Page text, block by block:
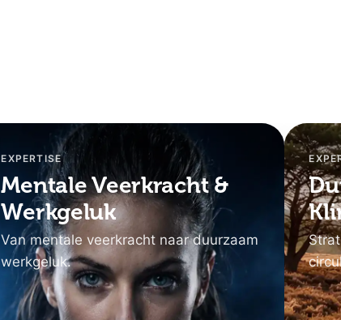
EXPERTISE
Mentale Veerkracht &
Werkgeluk
Van mentale veerkracht naar duurzaam
werkgeluk.